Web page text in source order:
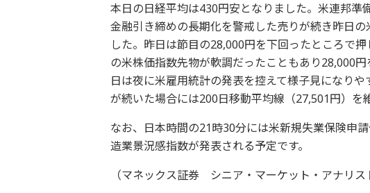
本日の日経平均は430円安となりました。米連邦準
金融引き締めの長期化を警戒した売りが続き昨日
した。昨日は節目の28,000円を下回ったところで
の米株価指数先物が軟調だったこともあり28,000
日は夜に米雇用統計の発表を控えて様子見になり
が続いた場合には200日移動平均線（27,501円）を
なお、日本時間の21時30分には米新規失業保険申
造業景況感指数が発表される予定です。
（マネックス証券 シニア・マーケット・アナリス